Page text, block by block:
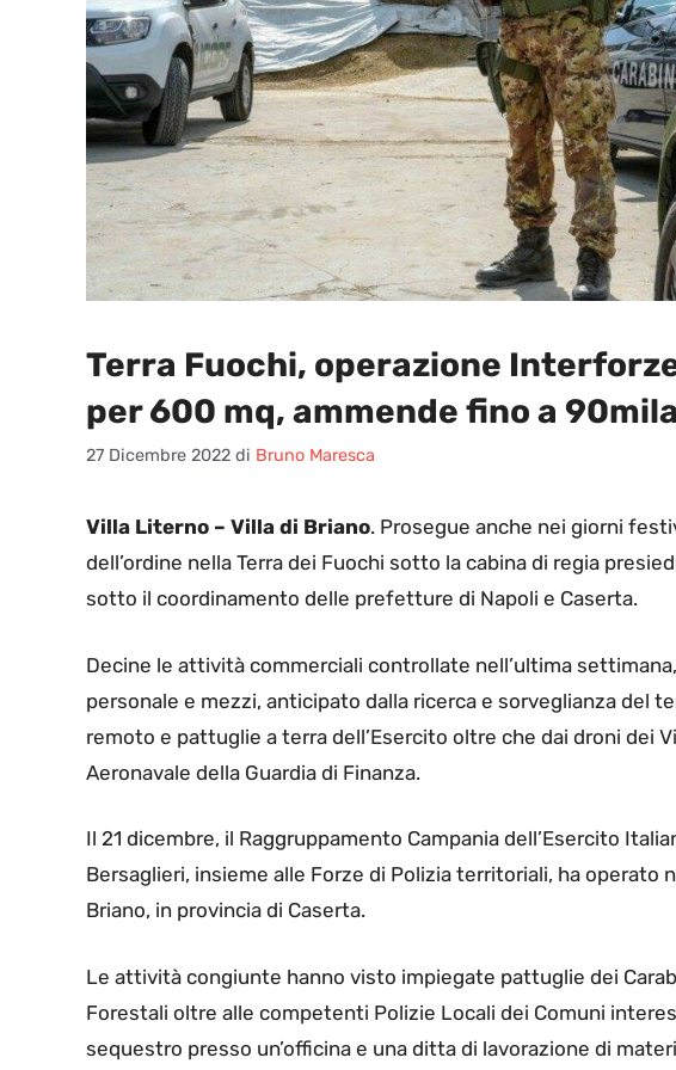
Terra Fuochi, operazione
per 600 mq, ammende fino a
27 Dicembre 2022 di Bruno Maresca
Villa Literno – Villa di Briano. Prosegue anche nei giorni
dell’ordine nella Terra dei Fuochi sotto la cabina di regia
sotto il coordinamento delle prefetture di Napoli e Caserta.
Decine le attività commerciali controllate nell’ultima
personale e mezzi, anticipato dalla ricerca e sorveglianza del
remoto e pattuglie a terra dell’Esercito oltre che dai droni dei
Aeronavale della Guardia di Finanza.
Il 21 dicembre, il Raggruppamento Campania dell’Esercito
Bersaglieri, insieme alle Forze di Polizia territoriali, ha operato
Briano, in provincia di Caserta.
Le attività congiunte hanno visto impiegate pattuglie dei
Forestali oltre alle competenti Polizie Locali dei Comuni
sequestro presso un’officina e una ditta di lavorazione di